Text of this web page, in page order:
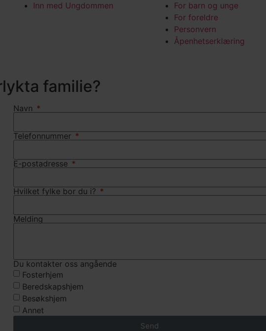
Inn med Ungdommen
For barn og unge
For foreldre
Personvern
Åpenhetserklæring
familie?
Navn
Telefonnummer
E-postadresse
Hvilket fylke bor du i?
Melding
Du kontakter oss angående
Fosterhjem
Beredskapshjem
Besøkshjem
Annet
Send